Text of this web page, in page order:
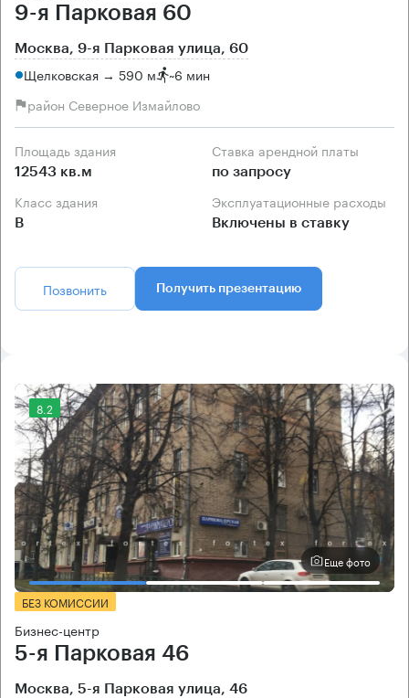
9-я Парковая 60
Москва, 9-я Парковая улица, 60
Щелковская → 590 м ~6 мин
район Северное Измайлово
Площадь здания
12543 кв.м
Ставка арендной платы
по запросу
Класс здания
B
Эксплуатационные расходы
Включены в ставку
Позвонить Получить презентацию
8.2
Еще фото
БЕЗ КОМИССИИ
Бизнес-центр
5-я Парковая 46
Москва, 5-я Парковая улица, 46